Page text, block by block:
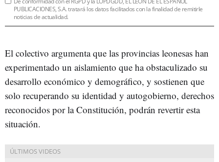
PUBLICACIONES, S.A. tratará los datos facilitados con la finalidad de remitirle
noticias de actualidad.
El colectivo argumenta que las provincias leonesas han
experimentado un aislamiento que ha obstaculizado su
desarrollo económico y demográfico, y sostienen que
solo recuperando su identidad y autogobierno, derechos
reconocidos por la Constitución, podrán revertir esta
situación.